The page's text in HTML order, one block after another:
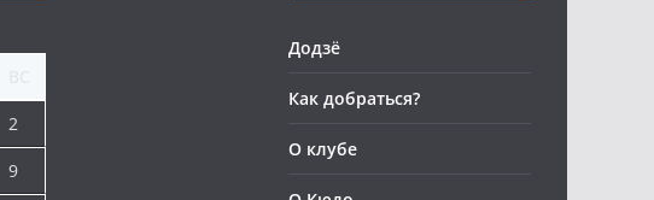
2
9
Додзё
Как добраться?
О клубе